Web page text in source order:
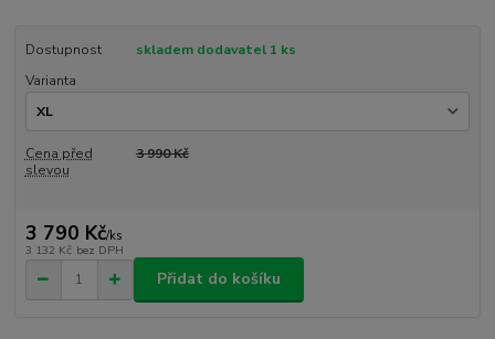
Dostupnost
skladem dodavatel 1 ks
Varianta
Cena před
slevou
3 990 Kč
3 790 Kč/ks
3 132 Kč bez DPH
Přidat do košíku